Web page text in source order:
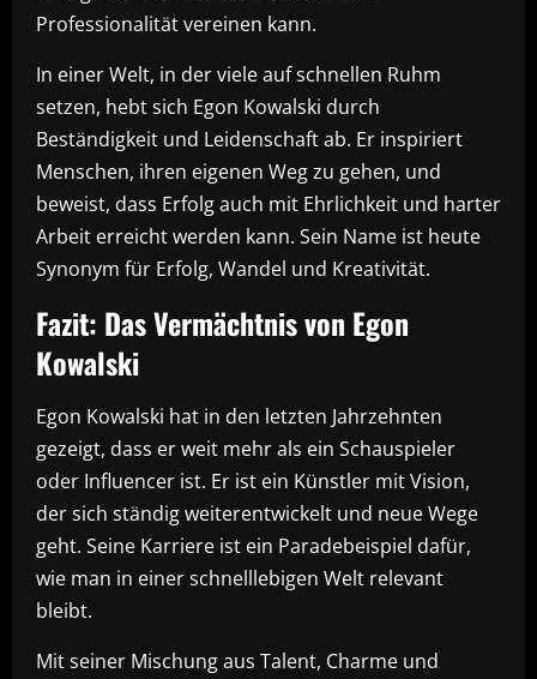
Professionalität vereinen kann.
In einer Welt, in der viele auf schnellen Ruhm
setzen, hebt sich Egon Kowalski durch
Beständigkeit und Leidenschaft ab. Er inspiriert
Menschen, ihren eigenen Weg zu gehen, und
beweist, dass Erfolg auch mit Ehrlichkeit und harter
Arbeit erreicht werden kann. Sein Name ist heute
Synonym für Erfolg, Wandel und Kreativität.
Fazit: Das Vermächtnis von Egon
Kowalski
Egon Kowalski hat in den letzten Jahrzehnten
gezeigt, dass er weit mehr als ein Schauspieler
oder Influencer ist. Er ist ein Künstler mit Vision,
der sich ständig weiterentwickelt und neue Wege
geht. Seine Karriere ist ein Paradebeispiel dafür,
wie man in einer schnelllebigen Welt relevant
bleibt.
Mit seiner Mischung aus Talent, Charme und